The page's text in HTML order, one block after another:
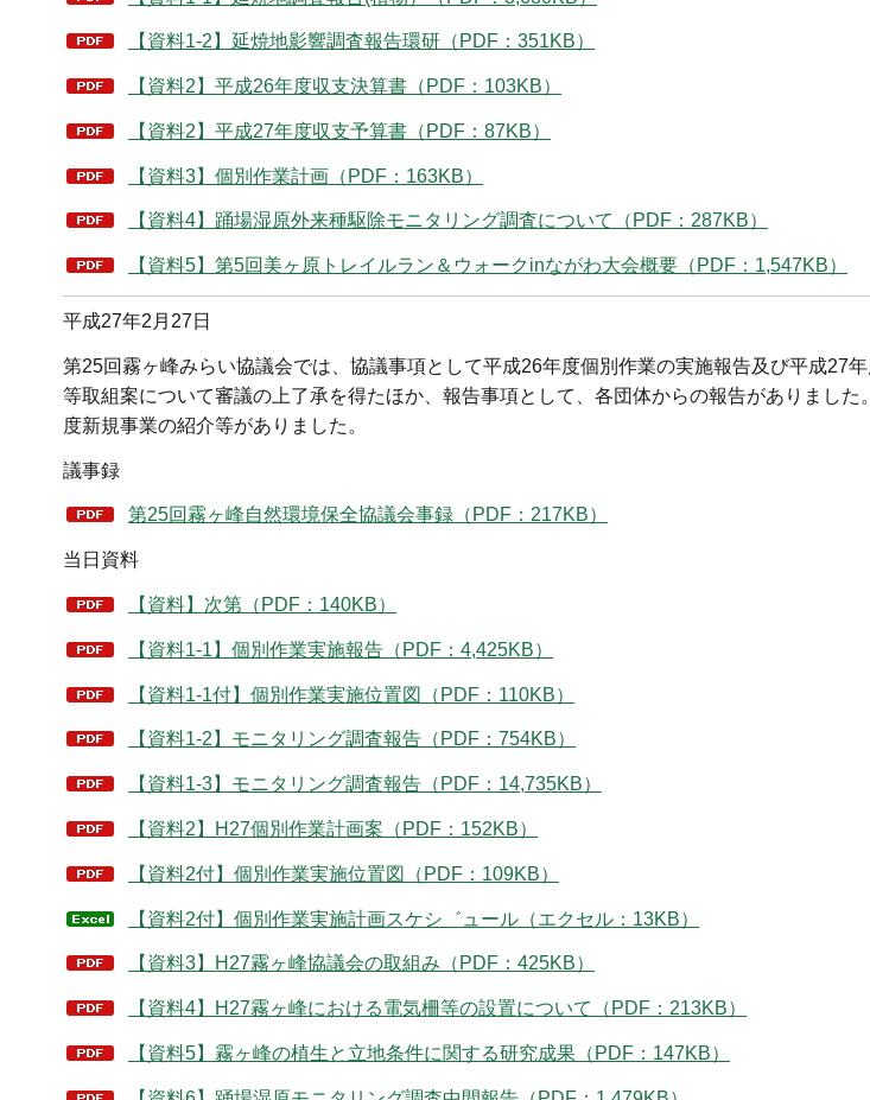
【資料1-2】延焼地影響調査報告環研（PDF：351KB）
【資料2】平成26年度収支決算書（PDF：103KB）
【資料2】平成27年度収支予算書（PDF：87KB）
【資料3】個別作業計画（PDF：163KB）
【資料4】踊場湿原外来種駆除モニタリング調査について（PDF：287KB）
【資料5】第5回美ヶ原トレイルラン＆ウォークinながわ大会概要（PDF：1,547KB）
平成27年2月27日
第25回霧ヶ峰みらい協議会では、協議事項として平成26年度個別作業の実施報告及び平成27
等取組案について審議の上了承を得たほか、報告事項として、各団体からの報告がありまし
度新規事業の紹介等がありました。
議事録
第25回霧ヶ峰自然環境保全協議会事録（PDF：217KB）
当日資料
【資料】次第（PDF：140KB）
【資料1-1】個別作業実施報告（PDF：4,425KB）
【資料1-1付】個別作業実施位置図（PDF：110KB）
【資料1-2】モニタリング調査報告（PDF：754KB）
【資料1-3】モニタリング調査報告（PDF：14,735KB）
【資料2】H27個別作業計画案（PDF：152KB）
【資料2付】個別作業実施位置図（PDF：109KB）
【資料2付】個別作業実施計画スケシ゛ュール（エクセル：13KB）
【資料3】H27霧ヶ峰協議会の取組み（PDF：425KB）
【資料4】H27霧ヶ峰における電気柵等の設置について（PDF：213KB）
【資料5】霧ヶ峰の植生と立地条件に関する研究成果（PDF：147KB）